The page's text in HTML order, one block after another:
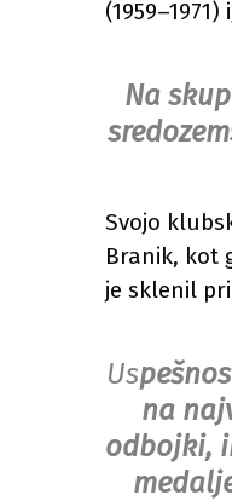
Na
Svojo
Branik, kot
je sklenil
Us
na
odbojki,